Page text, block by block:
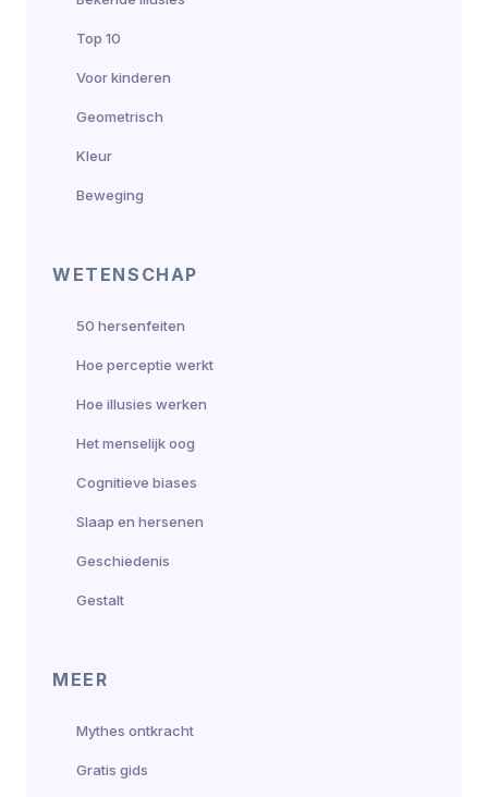
Top 10
Voor kinderen
Geometrisch
Kleur
Beweging
WETENSCHAP
50 hersenfeiten
Hoe perceptie werkt
Hoe illusies werken
Het menselijk oog
Cognitieve biases
Slaap en hersenen
Geschiedenis
Gestalt
MEER
Mythes ontkracht
Gratis gids